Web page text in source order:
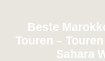
Beste
Touren –
Sahara